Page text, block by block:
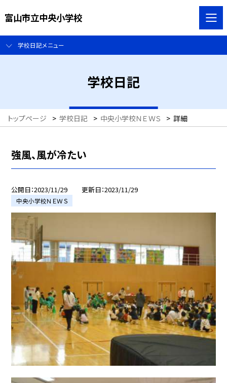
富山市立中央小学校
学校日記メニュー
学校日記
トップページ > 学校日記 > 中央小学校ＮＥＷＳ > 詳細
強風、風が冷たい
公開日 2023/11/29 更新日 2023/11/29
中央小学校ＮＥＷＳ